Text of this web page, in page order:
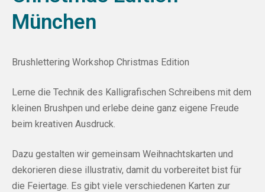
München
Brushlettering Workshop Christmas Edition
Lerne die Technik des Kalligrafischen Schreibens mit dem
kleinen Brushpen und erlebe deine ganz eigene Freude
beim kreativen Ausdruck.
Dazu gestalten wir gemeinsam Weihnachtskarten und
dekorieren diese illustrativ, damit du vorbereitet bist für
die Feiertage. Es gibt viele verschiedenen Karten zur